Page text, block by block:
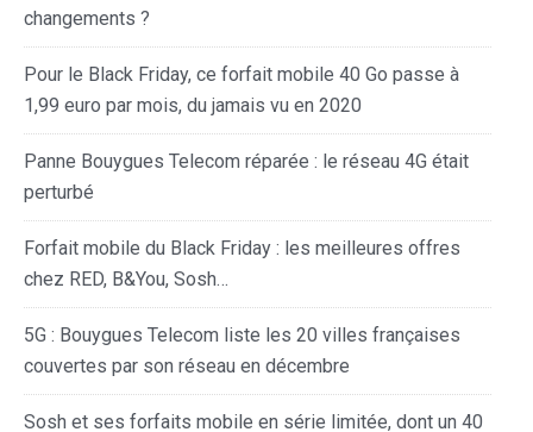
changements ?
Pour le Black Friday, ce forfait mobile 40 Go passe à
1,99 euro par mois, du jamais vu en 2020
Panne Bouygues Telecom réparée : le réseau 4G était
perturbé
Forfait mobile du Black Friday : les meilleures offres
chez RED, B&You, Sosh…
5G : Bouygues Telecom liste les 20 villes françaises
couvertes par son réseau en décembre
Sosh et ses forfaits mobile en série limitée, dont un 40